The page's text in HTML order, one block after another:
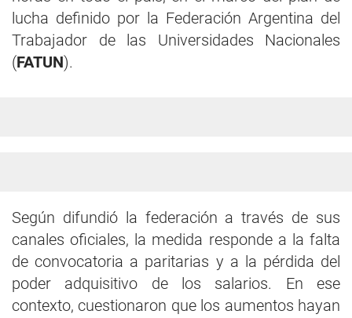
lucha definido por la Federación Argentina del
Trabajador de las Universidades Nacionales
(FATUN).
Según difundió la federación a través de sus
canales oficiales, la medida responde a la falta
de convocatoria a paritarias y a la pérdida del
poder adquisitivo de los salarios. En ese
contexto, cuestionaron que los aumentos hayan